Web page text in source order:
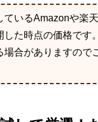
ているAmazonや楽
した時点の価格です
場合がありますので